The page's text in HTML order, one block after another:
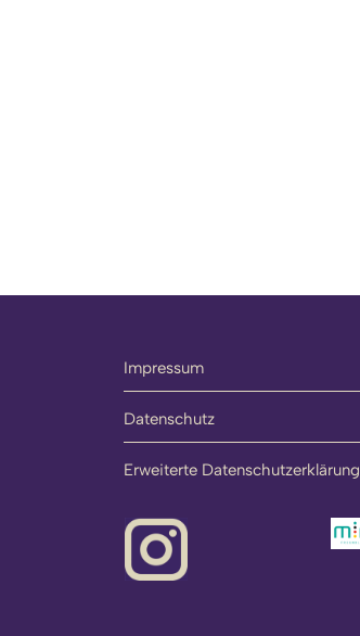
Impressum
Datenschutz
Erweiterte Datenschutzerklärung